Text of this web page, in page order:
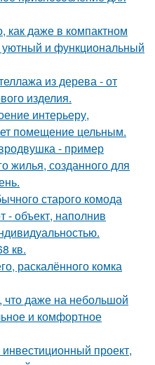
как даже в компактном
уютный и функциональный
из дерева - от
изделия.
интерьеру,
помещение цельным.
- пример
жилья, созданного для
старого комода
- объект, наполнив
кв.
раскалённого комка
что даже на небольшой
и комфортное
проект,